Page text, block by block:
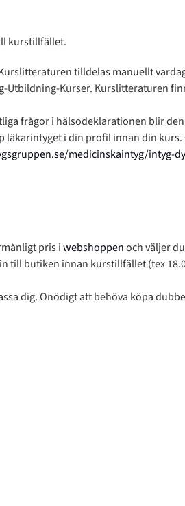
kurstillfället.
tilldelas manuellt
Kurser. Kurslitteraturen
frågor i hälsodeklarationen blir
läkarintyget i din profil innan din kurs.
medicinskaintyg/intyg-
pris iwebshoppenoch väljer
till butiken innan kurstillfället (tex
dig. Onödigt att behöva köpa